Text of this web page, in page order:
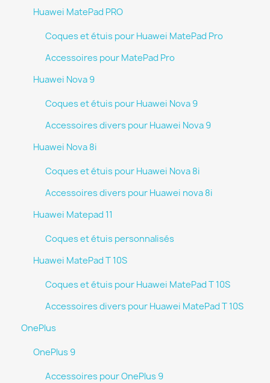
Huawei MatePad PRO
Coques et étuis pour Huawei MatePad Pro
Accessoires pour MatePad Pro
Huawei Nova 9
Coques et étuis pour Huawei Nova 9
Accessoires divers pour Huawei Nova 9
Huawei Nova 8i
Coques et étuis pour Huawei Nova 8i
Accessoires divers pour Huawei nova 8i
Huawei Matepad 11
Coques et étuis personnalisés
Huawei MatePad T 10S
Coques et étuis pour Huawei MatePad T 10S
Accessoires divers pour Huawei MatePad T 10S
OnePlus
OnePlus 9
Accessoires pour OnePlus 9